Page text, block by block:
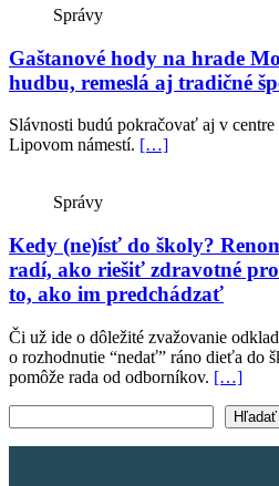
Správy
Gaštanové hody na hrade
hudbu, remeslá aj tradičné
Slávnosti budú pokračovať aj v
Lipovom námestí. […]
Správy
Kedy (ne)ísť do školy?
radí, ako riešiť zdravotné
to, ako im predchádzať
Či už ide o dôležité zvažovanie
o rozhodnutie “nedať” ráno dieťa do
pomôže rada od odborníkov. […]
Hľadať